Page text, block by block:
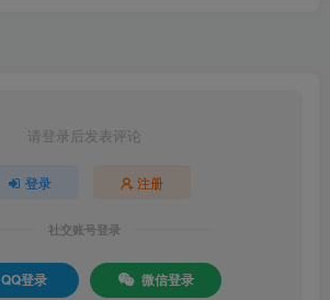
请登录后发表评论
登录 注册
社交账号登录
QQ登录 微信登录